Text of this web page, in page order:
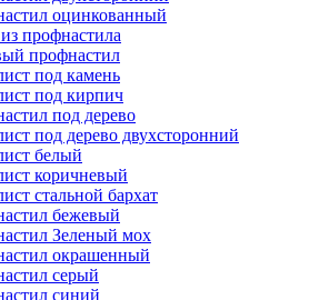
оцинкованный
профнастила
профнастил
под камень
под кирпич
под дерево
под дерево двухсторонний
белый
коричневый
стальной бархат
бежевый
Зеленый мох
окрашенный
серый
синий